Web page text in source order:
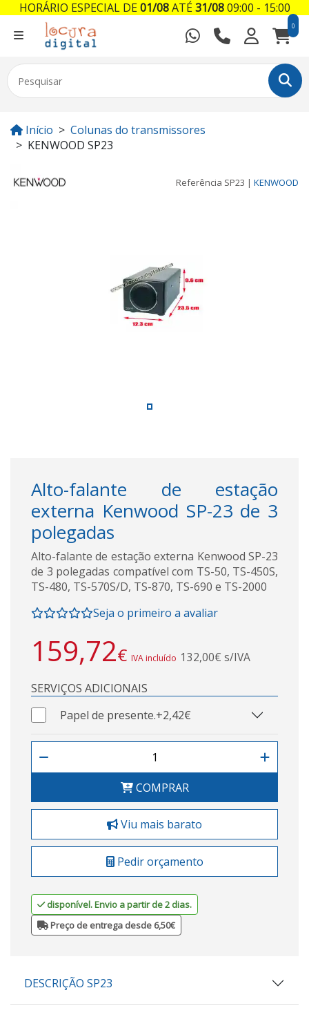
0
Início
Colunas do transmissores
KENWOOD SP23
Referência SP23 | KENWOOD
Alto-falante de estação
externa Kenwood SP-23 de 3
polegadas
Alto-falante de estação externa Kenwood SP-23
de 3 polegadas compatível com TS-50, TS-450S,
TS-480, TS-570S/D, TS-870, TS-690 e TS-2000
Seja o primeiro a avaliar
159,72€ IVA incluído 132,00€ s/IVA
SERVIÇOS ADICIONAIS
Papel de presente.+2,42€
COMPRAR
Viu mais barato
Pedir orçamento
disponível. Envio a partir de 2 dias.
Preço de entrega desde 6,50€
DESCRIÇÃO SP23
HORÁRIO ESPECIAL DE01/08ATÉ31/0809:00 - 15:00